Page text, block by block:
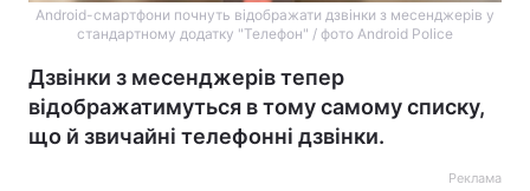
Android-смартфони почнуть відображати дзвінки з месенджерів у
стандартному додатку "Телефон" / фото Android Police
Дзвінки з месенджерів тепер
відображатимуться в тому самому списку,
що й звичайні телефонні дзвінки.
Реклама